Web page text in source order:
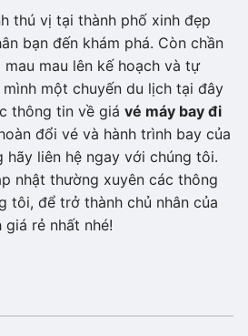
thú vị tại thành phố xinh đẹp
bạn đến khám phá. Còn chần
mau lên kế hoạch và tự
một chuyến du lịch tại đây
thông tin về giá vé máy bay đi
đổi vé và hành trình bay của
hãy liên hệ ngay với chúng tôi.
nhật thường xuyên các thông
tôi, để trở thành chủ nhân của
rẻ nhất nhé!